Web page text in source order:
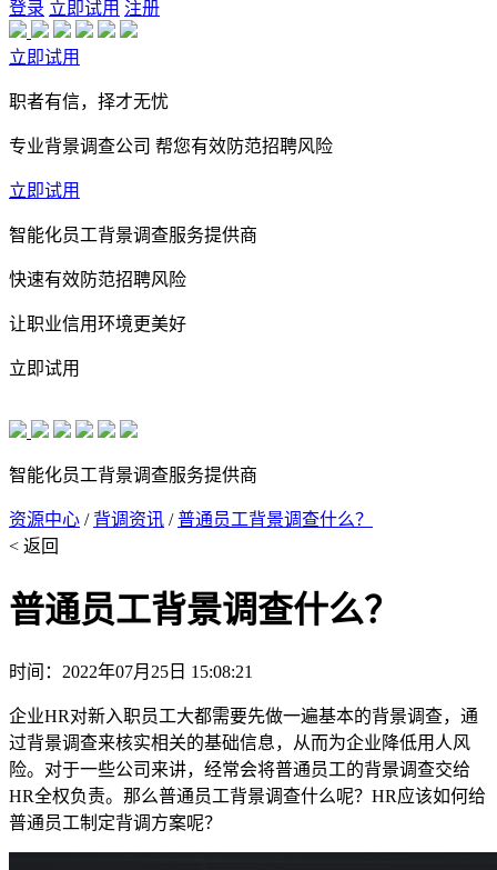
登录 立即试用 注册
立即试用
职者有信，择才无忧
专业背景调查公司 帮您有效防范招聘风险
立即试用
智能化员工背景调查服务提供商
快速有效防范招聘风险
让职业信用环境更美好
立即试用
智能化员工背景调查服务提供商
资源中心 / 背调资讯 /普通员工背景调查什么？
< 返回
普通员工背景调查什么？
时间：2022年07月25日 15:08:21
企业HR对新入职员工大都需要先做一遍基本的背景调查，通
过背景调查来核实相关的基础信息，从而为企业降低用人风
险。对于一些公司来讲，经常会将普通员工的背景调查交给
HR全权负责。那么普通员工背景调查什么呢？HR应该如何给
普通员工制定背调方案呢？